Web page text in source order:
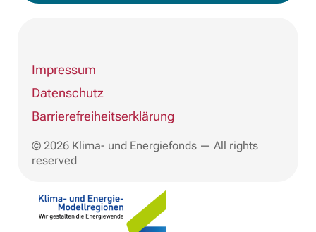
Impressum
Datenschutz
Barrierefreiheitserklärung
© 2026 Klima- und Energiefonds — All rights
reserved